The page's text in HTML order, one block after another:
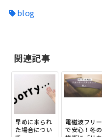
blog
関連記事
早めに来られ
た場合につい
電磁波フリー
で安心！冬の